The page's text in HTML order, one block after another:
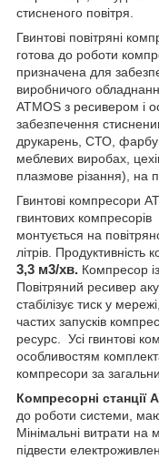
стисненого повітря.
Гвинтові повітряні
готова до роботи
призначена для
виробничого
ATMOS з ресивером і
забезпечення
друкарень, СТО,
меблевих виробах,
плазмове різання), на
Гвинтові компресори
гвинтових
монтується на
літрів. Продуктивність
3,3 м3/хв. Компресор
Повітряний ресивер
стабілізує тиск у
частих запусків
ресурс. Усі гвинтові
особливостям
компресори за
Компресорні станції
до роботи системи,
Мінімальні витрати на
підвести